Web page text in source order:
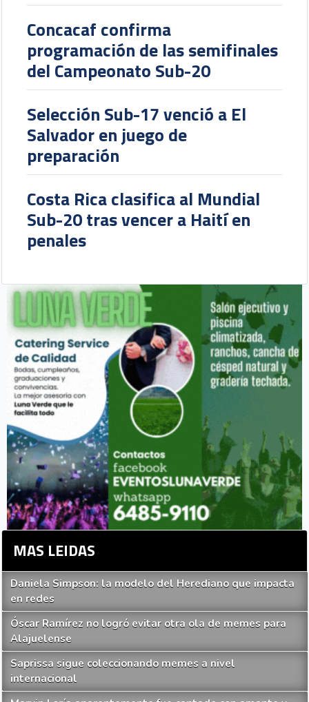
Concacaf confirma
programación de las semifinales
del Campeonato Sub-20
Selección Sub-17 venció a El
Salvador en juego de
preparación
Costa Rica clasifica al Mundial
Sub-20 tras vencer a Haití en
penales
MAS LEIDAS
Daniela Simpson: la modelo del Herediano que impacta
en redes
Óscar Ramírez no logró evitar otra ola de memes para
Alajuelense
Saprissa sigue coleccionando memes a nivel
internacional